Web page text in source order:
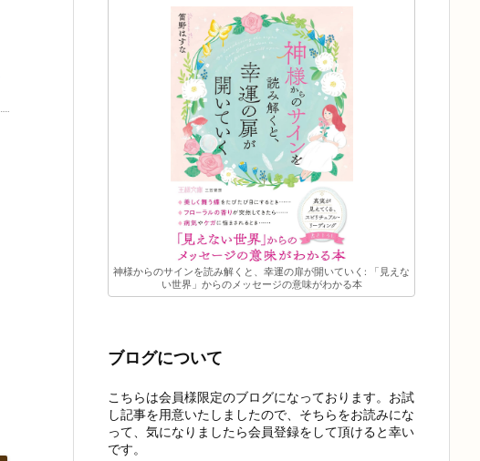
神様からのサインを読み解くと、幸運の扉が開いていく: 「見えな
い世界」からのメッセージの意味がわかる本
ブログについて
こちらは会員様限定のブログになっております。お試
し記事を用意いたしましたので、そちらをお読みにな
って、気になりましたら会員登録をして頂けると幸い
です。